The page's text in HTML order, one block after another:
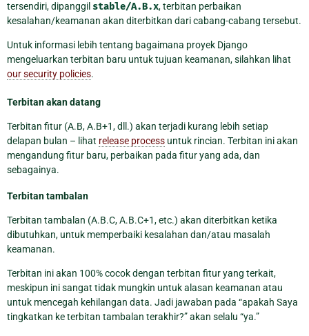
tersendiri, dipanggil stable/A.B.x, terbitan perbaikan
kesalahan/keamanan akan diterbitkan dari cabang-cabang tersebut.
Untuk informasi lebih tentang bagaimana proyek Django
mengeluarkan terbitan baru untuk tujuan keamanan, silahkan lihat
our security policies.
Terbitan akan datang
Terbitan fitur (A.B, A.B+1, dll.) akan terjadi kurang lebih setiap
delapan bulan – lihat release process untuk rincian. Terbitan ini akan
mengandung fitur baru, perbaikan pada fitur yang ada, dan
sebagainya.
Terbitan tambalan
Terbitan tambalan (A.B.C, A.B.C+1, etc.) akan diterbitkan ketika
dibutuhkan, untuk memperbaiki kesalahan dan/atau masalah
keamanan.
Terbitan ini akan 100% cocok dengan terbitan fitur yang terkait,
meskipun ini sangat tidak mungkin untuk alasan keamanan atau
untuk mencegah kehilangan data. Jadi jawaban pada “apakah Saya
tingkatkan ke terbitan tambalan terakhir?” akan selalu “ya.”